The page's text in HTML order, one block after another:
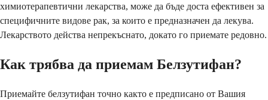
химиотерапевтични лекарства, може да бъде доста ефективен за
специфичните видове рак, за които е предназначен да лекува.
Лекарството действа непрекъснато, докато го приемате редовно.
Как трябва да приемам Белзутифан?
Приемайте белзутифан точно както е предписано от Вашия